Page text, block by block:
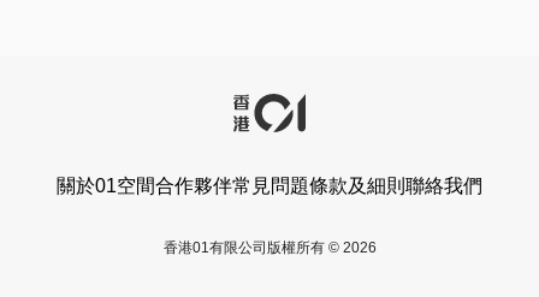
關於01空間合作夥伴常見問題條款及細則 聯絡我們
香港01有限公司版權所有 © 2026